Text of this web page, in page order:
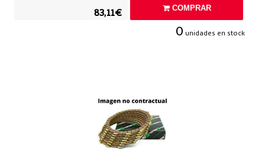
83,11€ COMPRAR
0 unidades en stock